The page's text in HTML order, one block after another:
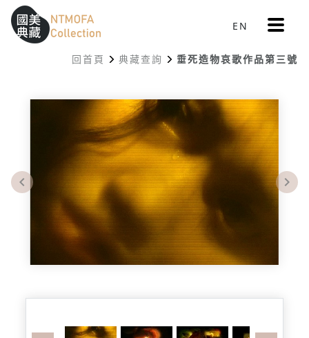
跳到中間主要內容區
網站導覽
::: EN 更
多
單
:::
回首頁 典藏查詢 垂死造物哀歌作品第三號
Previous